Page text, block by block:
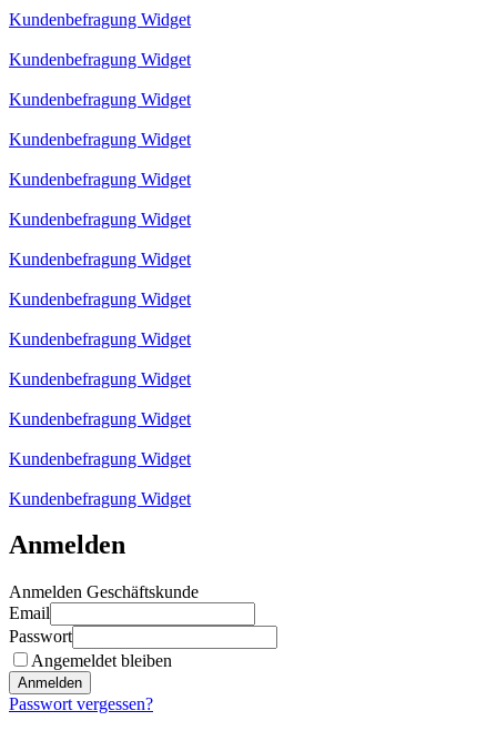
Kundenbefragung Widget
Kundenbefragung Widget
Kundenbefragung Widget
Kundenbefragung Widget
Kundenbefragung Widget
Kundenbefragung Widget
Kundenbefragung Widget
Kundenbefragung Widget
Kundenbefragung Widget
Kundenbefragung Widget
Kundenbefragung Widget
Kundenbefragung Widget
Kundenbefragung Widget
Anmelden
Anmelden Geschäftskunde
Email
Passwort
Angemeldet bleiben
Anmelden
Passwort vergessen?